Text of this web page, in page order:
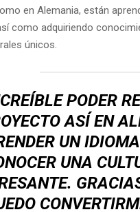
en Alemania, están
como adquiriendo
únicos.
PODER
ASÍ EN
UN
UNA